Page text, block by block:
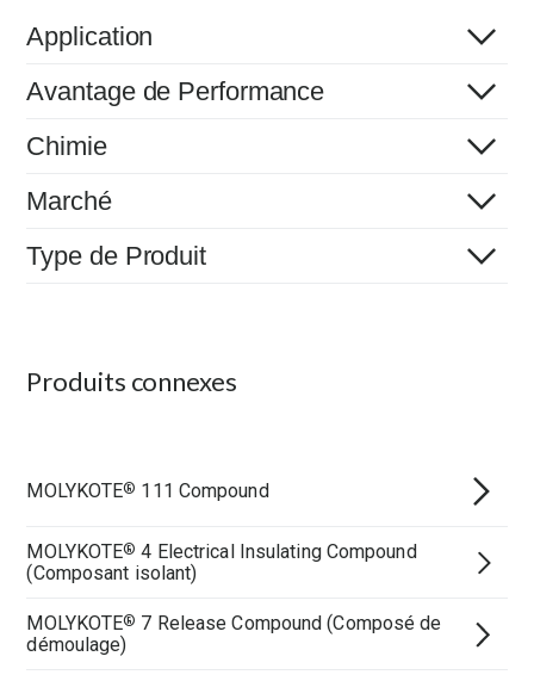
Application
Avantage de Performance
Chimie
Marché
Type de Produit
Produits connexes
MOLYKOTE® 111 Compound
MOLYKOTE® 4 Electrical Insulating Compound
(Composant isolant)
MOLYKOTE® 7 Release Compound (Composé de
démoulage)